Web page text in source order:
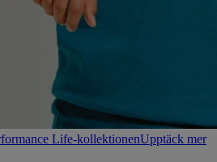
Life-kollektionenUpptäck mer